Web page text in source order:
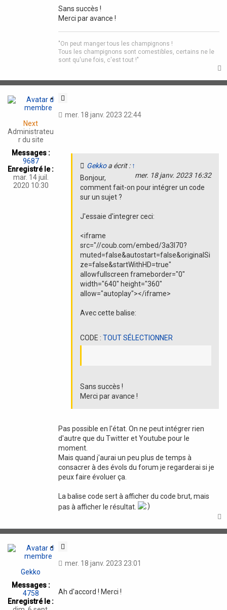
Sans succès !
Merci par avance !
"On peut manger tous les champignons !
Tous les champignons sont comestibles, certains ne le
sont qu'une fois, c'est tout !"
Next
Administrateu
r du site
Messages :
9687
Enregistré le :
mar. 14 juil.
2020 10:30
t
mer. 18 janv. 2023 22:44
Gekkoa écrit : ↑
mer. 18 janv. 2023 16:32
Bonjour,
comment fait-on pour intégrer un code
sur un sujet ?
J'essaie d'integrer ceci:
<iframe
src="//coub.com/embed/3a3l70?
muted=false&autostart=false&originalSi
ze=false&startWithHD=true"
allowfullscreen frameborder="0"
width="640" height="360"
allow="autoplay"></iframe>
Avec cette balise:
CODE :TOUT SÉLECTIONNER
Sans succès !
Merci par avance !
Pas possible en l'état. On ne peut intégrer rien
d'autre que du Twitter et Youtube pour le
moment.
Mais quand j'aurai un peu plus de temps à
consacrer à des évols du forum je regarderai si je
peux faire évoluer ça.
La balise code sert à afficher du code brut, mais
pas à afficher le résultat.
Gekko
Messages :
4758
Enregistré le :
t
mer. 18 janv. 2023 23:01
Ah d'accord ! Merci !